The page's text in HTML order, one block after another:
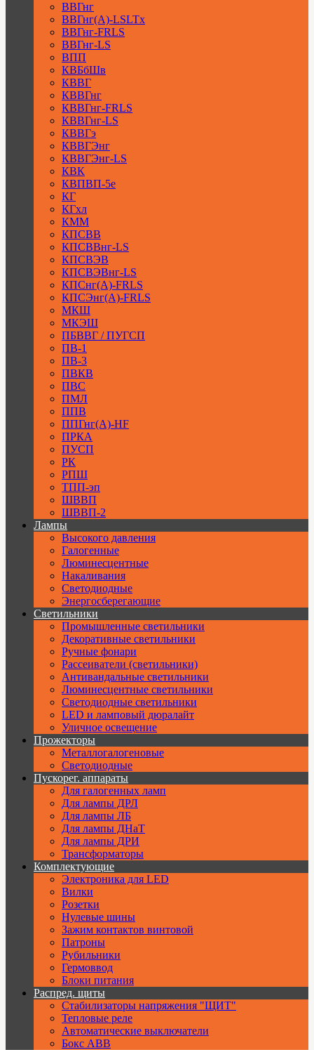
ВВГнг
ВВГнг(А)-LSLTx
ВВГнг-FRLS
ВВГнг-LS
ВПП
КВБбШв
КВВГ
КВВГнг
КВВГнг-FRLS
КВВГнг-LS
КВВГэ
КВВГЭнг
КВВГЭнг-LS
КВК
КВПВП-5е
КГ
КГхл
КММ
КПСВВ
КПСВВнг-LS
КПСВЭВ
КПСВЭВнг-LS
КПСнг(А)-FRLS
КПСЭнг(А)-FRLS
МКШ
МКЭШ
ПБВВГ / ПУГСП
ПВ-1
ПВ-3
ПВКВ
ПВС
ПМЛ
ППВ
ППГнг(А)-HF
ПРКА
ПУСП
РК
РПШ
ТПП-эп
ШВВП
ШВВП-2
Лампы
Высокого давления
Галогенные
Люминесцентные
Накаливания
Светодиодные
Энергосберегающие
Светильники
Промышленные светильники
Декоративные светильники
Ручные фонари
Рассеиватели (светильники)
Антивандальные светильники
Люминесцентные светильники
Cветодиодные светильники
LED и ламповый дюралайт
Уличное освещение
Прожекторы
Металлогалогеновые
Светодиодные
Пускорег. аппараты
Для галогенных ламп
Для лампы ДРЛ
Для лампы ЛБ
Для лампы ДНаТ
Для лампы ДРИ
Трансформаторы
Комплектующие
Электроника для LED
Вилки
Розетки
Нулевые шины
Зажим контактов винтовой
Патроны
Рубильники
Гермоввод
Блоки питания
Распред. щиты
Стабилизаторы напряжения "ЩИТ"
Тепловые реле
Автоматические выключатели
Бокс ABB